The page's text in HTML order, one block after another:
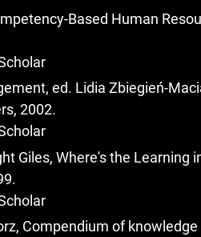
Based Human
ed. Lidia Zbiegień-
2002.
Giles, Where's the Learning
Compendium of